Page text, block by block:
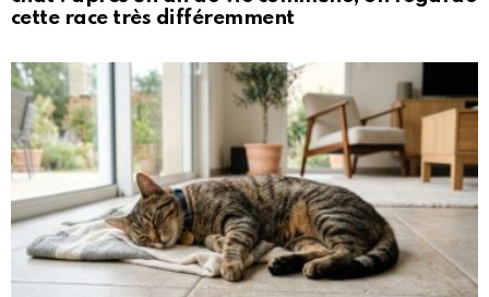
cette race très différemment